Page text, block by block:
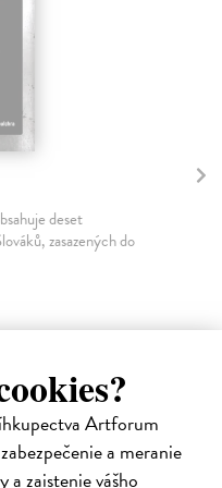
Artforum
a meranie
zaistenie vášho
dělat, až budu
dětmi. Na to m...